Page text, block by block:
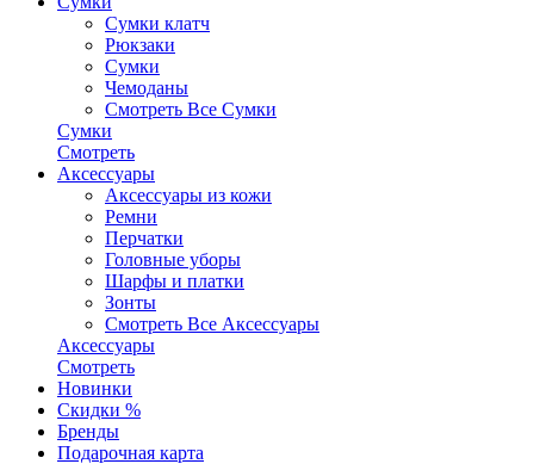
Сумки клатч
Рюкзаки
Сумки
Чемоданы
Смотреть Все Сумки
Сумки
Смотреть
Аксессуары
Аксессуары из кожи
Ремни
Перчатки
Головные уборы
Шарфы и платки
Зонты
Смотреть Все Аксессуары
Аксессуары
Смотреть
Новинки
Скидки %
Бренды
Подарочная карта